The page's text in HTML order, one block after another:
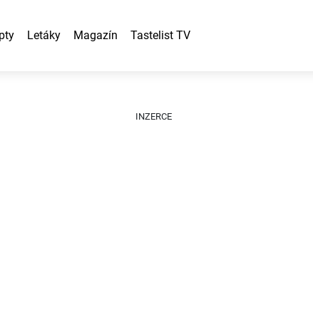
Letáky Magazín Tastelist TV
INZERCE